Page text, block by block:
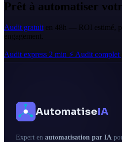
Prêt à automatiser
Audit gratuit en 48h — ROI estimé,
engagement.
Audit express 2 min ⚡ Audit
AutomatiseIA
Expert en automatisation par IA